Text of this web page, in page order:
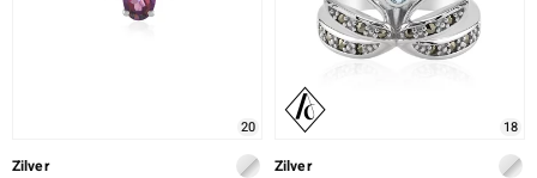
20
Zilver
18
Zilver